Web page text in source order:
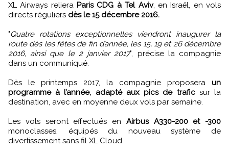
XL Airways reliera Paris CDG à Tel Aviv, en Israël, en vols
directs réguliers dès le 15 décembre 2016.
"Quatre rotations exceptionnelles viendront inaugurer la
route dès les fêtes de fin d’année, les 15, 19 et 26 décembre
2016, ainsi que le 2 janvier 2017", précise la compagnie
dans un communiqué.
Dès le printemps 2017, la compagnie proposera un
programme à l’année, adapté aux pics de traficsur la
destination, avec en moyenne deux vols par semaine.
Les vols seront effectués en Airbus A330-200 et -300
monoclasses, équipés du nouveau système de
divertissement sans fil XL Cloud.